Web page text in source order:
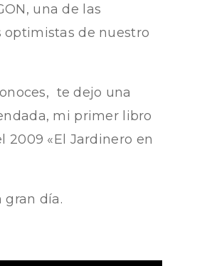
una de las
optimistas de nuestro
te dejo una
mi primer libro
2009 «El Jardinero en
gran día.